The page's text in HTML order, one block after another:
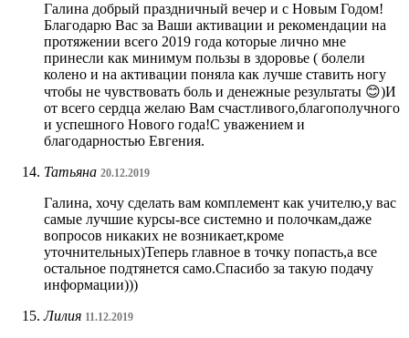
Галина добрый праздничный вечер и с Новым Годом!
Благодарю Вас за Ваши активации и рекомендации на
протяжении всего 2019 года которые лично мне
принесли как минимум пользы в здоровье ( болели
колено и на активации поняла как лучше ставить ногу
чтобы не чувствовать боль и денежные результаты 😊)И
от всего сердца желаю Вам счастливого,благополучного
и успешного Нового года!С уважением и
благодарностью Евгения.
Татьяна 20.12.2019
Галина, хочу сделать вам комплемент как учителю,у вас
самые лучшие курсы-все системно и полочкам,даже
вопросов никаких не возникает,кроме
уточнительных)Теперь главное в точку попасть,а все
остальное подтянется само.Спасибо за такую подачу
информации)))
Лилия 11.12.2019